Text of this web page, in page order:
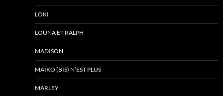
LOKI
LOUNA ET RALPH
MADISON
MAÏKO (BIS) N’EST PLUS
MARLEY